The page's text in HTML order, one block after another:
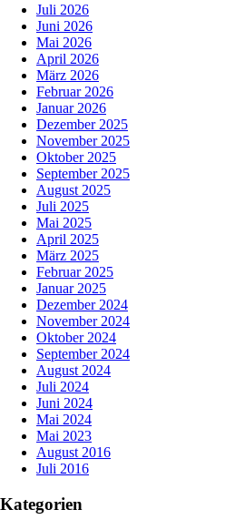
Juli 2026
Juni 2026
Mai 2026
April 2026
März 2026
Februar 2026
Januar 2026
Dezember 2025
November 2025
Oktober 2025
September 2025
August 2025
Juli 2025
Mai 2025
April 2025
März 2025
Februar 2025
Januar 2025
Dezember 2024
November 2024
Oktober 2024
September 2024
August 2024
Juli 2024
Juni 2024
Mai 2024
Mai 2023
August 2016
Juli 2016
Kategorien